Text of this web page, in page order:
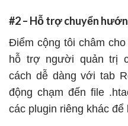
#2 – Hỗ trợ chuyển
Điểm cộng tôi châm
hỗ trợ người quản trị
cách dễ dàng với tab
động chạm đến file
các plugin riêng khác để